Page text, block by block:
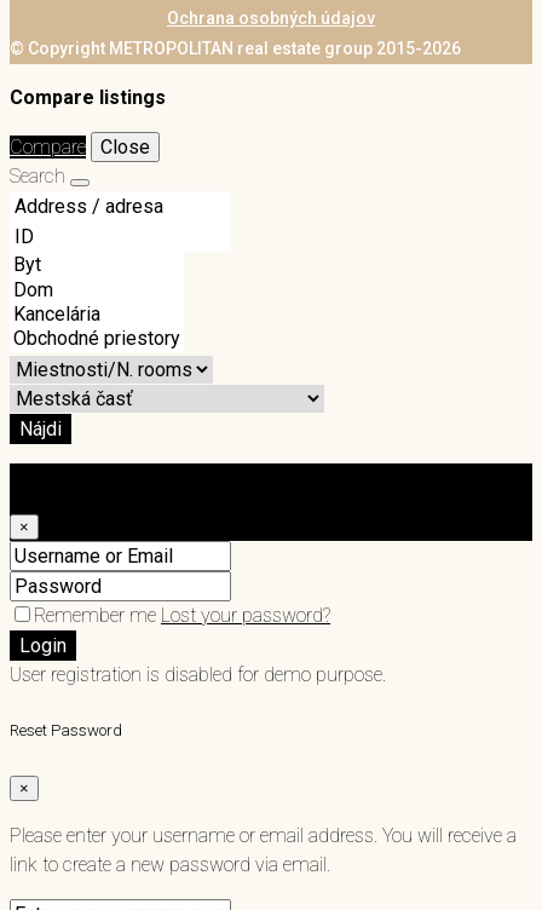
Ochrana osobných údajov
© Copyright METROPOLITAN real estate group 2015-2026
Compare listings
Compare
Close
Search
Nájdi
×
Remember me Lost your password?
Login
User registration is disabled for demo purpose.
Reset Password
×
Please enter your username or email address. You will receive a
link to create a new password via email.